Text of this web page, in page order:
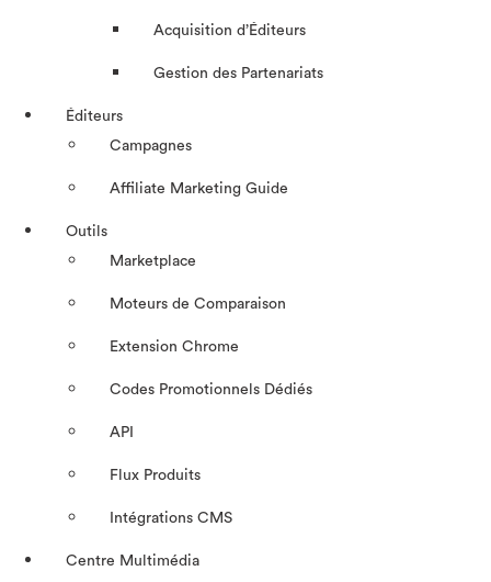
Acquisition d’Éditeurs
Gestion des Partenariats
Éditeurs
Campagnes
Affiliate Marketing Guide
Outils
Marketplace
Moteurs de Comparaison
Extension Chrome
Codes Promotionnels Dédiés
API
Flux Produits
Intégrations CMS
Centre Multimédia